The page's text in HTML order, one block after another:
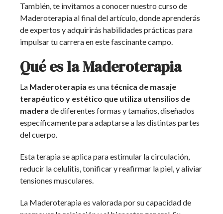
También, te invitamos a conocer nuestro curso de
Maderoterapia al final del artículo, donde aprenderás
de expertos y adquirirás habilidades prácticas para
impulsar tu carrera en este fascinante campo.
Qué es la Maderoterapia
La Maderoterapia es una técnica de masaje
terapéutico y estético que utiliza utensilios de
madera de diferentes formas y tamaños, diseñados
específicamente para adaptarse a las distintas partes
del cuerpo.
Esta terapia se aplica para estimular la circulación,
reducir la celulitis, tonificar y reafirmar la piel, y aliviar
tensiones musculares.
La Maderoterapia es valorada por su capacidad de